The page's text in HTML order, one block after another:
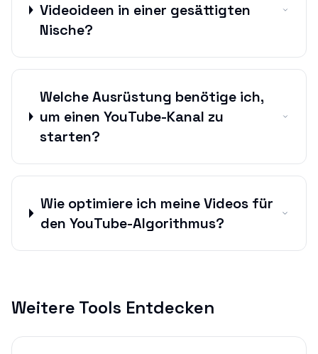
Videoideen in einer gesättigten
Nische?
Welche Ausrüstung benötige ich,
um einen YouTube-Kanal zu
starten?
Wie optimiere ich meine Videos für
den YouTube-Algorithmus?
Weitere Tools Entdecken